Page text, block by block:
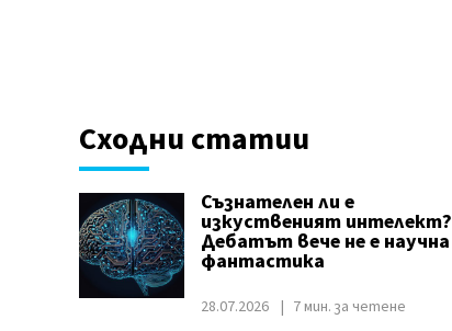
Сходни статии
Съзнателен ли е
изкуственият интелект?
Дебатът вече не е научна
фантастика
28.07.2026 7 мин. за четене